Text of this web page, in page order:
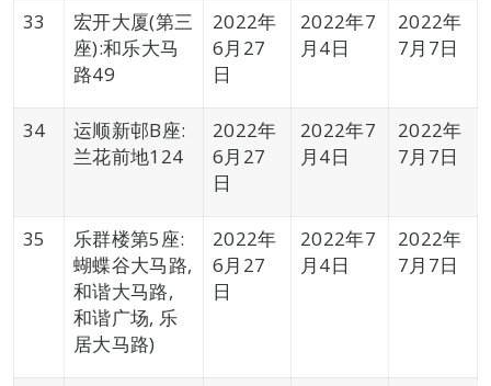
33
宏开大厦(第三
座):和乐大马
路49
2022年
6月27
日
2022年7
月4日
2022年
7月7日
34
运顺新邨B座:
兰花前地124
2022年
6月27
日
2022年7
月4日
2022年
7月7日
35
乐群楼第5座:
蝴蝶谷大马路,
和谐大马路,
和谐广场, 乐
居大马路)
2022年
6月27
日
2022年7
月4日
2022年
7月7日